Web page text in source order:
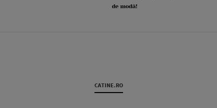
de modă!
CATINE.RO